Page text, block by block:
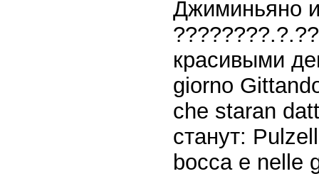
Джиминьяно
красивыми
giorno
che staran
станут:
bocca e nelle